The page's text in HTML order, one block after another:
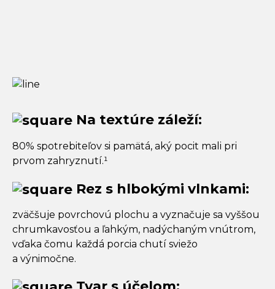
Na textúre záleží:
80% spotrebiteľov si pamätá, aký pocit mali pri
prvom zahryznutí.¹
Rez s hlbokými vlnkami:
zväčšuje povrchovú plochu a vyznačuje sa vyššou
chrumkavosťou a ľahkým, nadýchaným vnútrom,
vďaka čomu každá porcia chutí sviežo
a výnimočne.